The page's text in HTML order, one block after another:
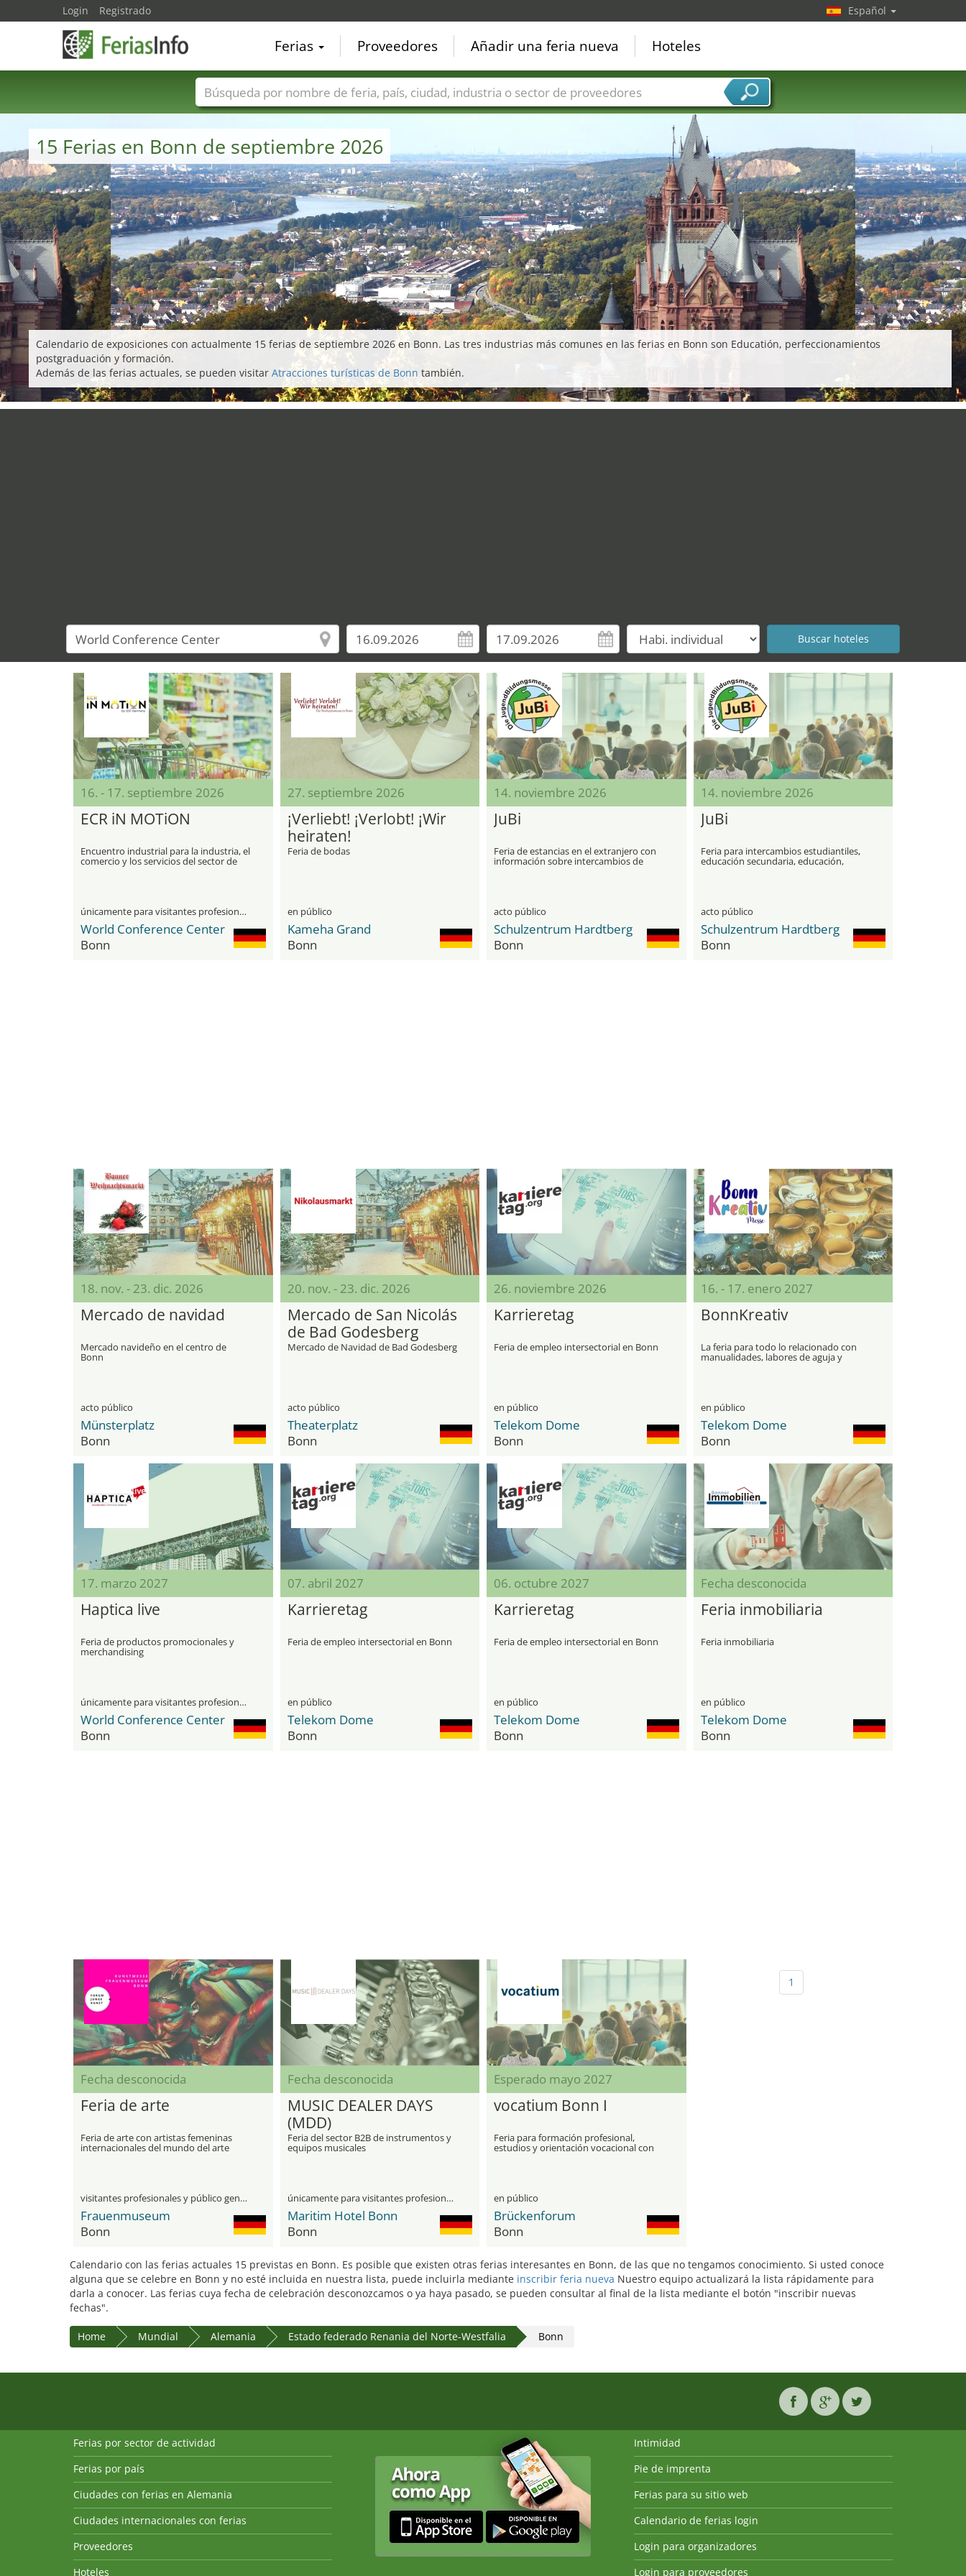
15 Ferias en Bonn de septiembre 2026
Calendario de exposiciones con actualmente 15 ferias de septiembre 2026 en Bonn. Las tres industrias más comunes en las ferias en Bonn son Educatión, perfeccionamientos
postgraduación y formación.
Además de las ferias actuales, se pueden visitar Atracciones turísticas de Bonn también.
16. - 17. septiembre 2026
ECR iN MOTiON
Encuentro industrial para la industria, el
comercio y los servicios del sector de
bienes de consumo
únicamente para visitantes profesionales
World Conference Center
Bonn
27. septiembre 2026
¡Verliebt! ¡Verlobt! ¡Wir
heiraten!
Feria de bodas
en público
Kameha Grand
Bonn
14. noviembre 2026
JuBi
Feria de estancias en el extranjero con
información sobre intercambios de
acto público
Schulzentrum Hardtberg
Bonn
14. noviembre 2026
JuBi
Feria para intercambios estudiantiles,
educación secundaria, educación,
acto público
Schulzentrum Hardtberg
Bonn
18. nov. - 23. dic. 2026
Mercado de navidad
Mercado navideño en el centro de
Bonn
acto público
Münsterplatz
Bonn
20. nov. - 23. dic. 2026
Mercado de San Nicolás
de Bad Godesberg
Mercado de Navidad de Bad Godesberg
acto público
Theaterplatz
Bonn
26. noviembre 2026
Karrieretag
Feria de empleo intersectorial en Bonn
en público
Telekom Dome
Bonn
16. - 17. enero 2027
BonnKreativ
La feria para todo lo relacionado con
manualidades, labores de aguja y
en público
Telekom Dome
Bonn
17. marzo 2027
Haptica live
Feria de productos promocionales y
merchandising
únicamente para visitantes profesionales
World Conference Center
Bonn
07. abril 2027
Karrieretag
Feria de empleo intersectorial en Bonn
en público
Telekom Dome
Bonn
06. octubre 2027
Karrieretag
Feria de empleo intersectorial en Bonn
en público
Telekom Dome
Bonn
Fecha desconocida
Feria inmobiliaria
Feria inmobiliaria
en público
Telekom Dome
Bonn
Fecha desconocida
Feria de arte
Feria de arte con artistas femeninas
internacionales del mundo del arte
visitantes profesionales y público general
Frauenmuseum
Bonn
Fecha desconocida
MUSIC DEALER DAYS
(MDD)
Feria del sector B2B de instrumentos y
equipos musicales
únicamente para visitantes profesionales
Maritim Hotel Bonn
Bonn
Esperado mayo 2027
vocatium Bonn I
Feria para formación profesional,
estudios y orientación vocacional con
citas programadas
en público
Brückenforum
Bonn
1
Calendario con las ferias actuales 15 previstas en Bonn. Es posible que existen otras ferias interesantes en Bonn, de las que no tengamos conocimiento. Si usted conoce
alguna que se celebre en Bonn y no esté incluida en nuestra lista, puede incluirla mediante inscribir feria nueva Nuestro equipo actualizará la lista rápidamente para
darla a conocer. Las ferias cuya fecha de celebración desconozcamos o ya haya pasado, se pueden consultar al final de la lista mediante el botón "inscribir nuevas
fechas".
Home Mundial Alemania Estado federado Renania del Norte-Westfalia Bonn
Login Registrado Español
Ferias Proveedores Añadir una feria nueva Hoteles
Nombres de ferias Países Ciudades Sectores de ferias Sectores de proveedor de servicios
Ferias por sector de actividad
Ferias por país
Ciudades con ferias en Alemania
Ciudades internacionales con ferias
Proveedores
Hoteles
Intimidad
Pie de imprenta
Ferias para su sitio web
Calendario de ferias login
Login para organizadores
Login para proveedores